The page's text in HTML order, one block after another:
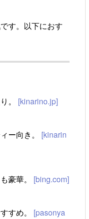
す。以下におす
。 [kinarino.jp]
ー向き。 [kinarin
豪華。 [bing.com]
すめ。 [pasonya